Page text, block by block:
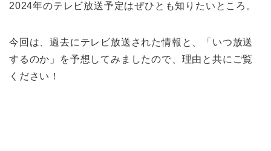
2024年のテレビ放送予定はぜひとも知りたいところ。
今回は、過去にテレビ放送された情報と、「いつ放送
するのか」を予想してみましたので、理由と共にご覧
ください！